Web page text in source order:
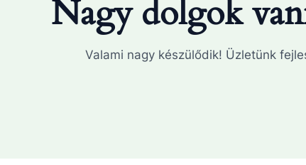
Nagy dolgok
Valami nagy készülődik! Üzletünk